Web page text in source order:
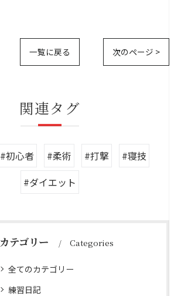
一覧に戻る 次のページ >
関連タグ
#初心者 #柔術 #打撃
#寝技
#ダイエット
カテゴリー Categories
全てのカテゴリー
練習日記